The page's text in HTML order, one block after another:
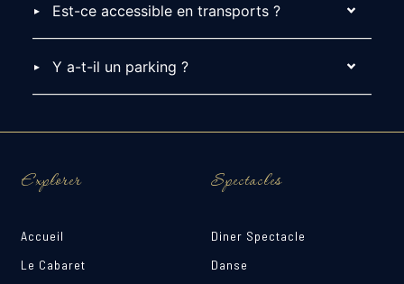
Est-ce accessible en transports ?
Y a-t-il un parking ?
Explorer
Accueil
Le Cabaret
Spectacles
Diner Spectacle
Danse